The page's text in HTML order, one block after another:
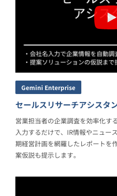
Gemini Enterprise
セールスリサーチアシスタ
営業担当者の企業調査を効率化す
入力するだけで、IR情報やニュー
期経営計画を網羅したレポートを
案仮説も提示します。